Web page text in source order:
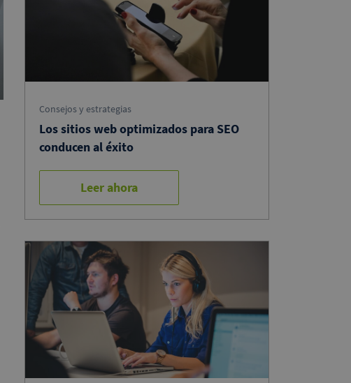
Consejos y estrategias
Los sitios web optimizados para SEO
conducen al éxito
Leer ahora